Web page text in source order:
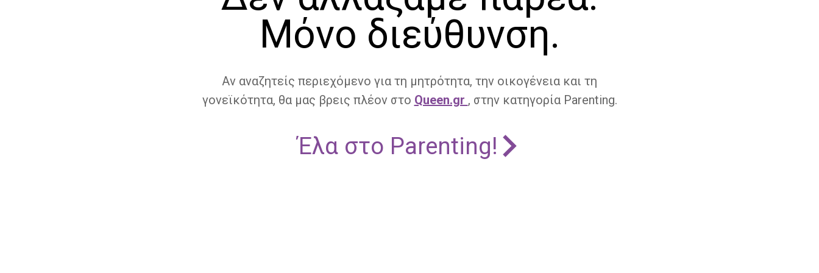
Μόνο διεύθυνση.
Αν αναζητείς περιεχόμενο για τη μητρότητα, την οικογένεια και τη
γονεϊκότητα, θα μας βρεις πλέον στο Queen.gr , στην κατηγορία Parenting.
Έλα στο Parenting!